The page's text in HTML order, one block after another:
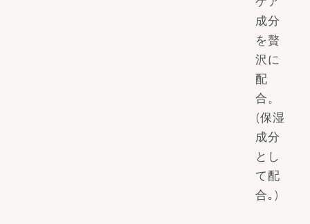
成分
を贅
沢に
配
合。
(保湿
成分
とし
て配
合｡)